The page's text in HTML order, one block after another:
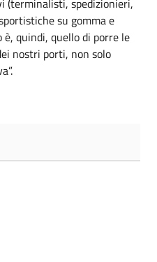
(terminalisti, spedizionieri,
su gomma e
quindi, quello di porre le
nostri porti, non solo